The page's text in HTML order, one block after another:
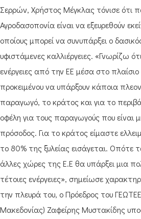
Σερρών, Χρήστος Μέγκλας τόνισε ότι
Αγροδασοπονία είναι να εξευρεθούν
οποίους μπορεί να συνυπάρξει ο
υφιστάμενες καλλιέργειες. «Γνωρίζω
ενέργειες από την ΕΕ μέσα στο
προκειμένου να υπάρξουν κάποια
παραγωγό, το κράτος και για το
οφέλη για τους παραγωγούς που είναι
πρόσοδος. Για το κράτος είμαστε
το 80% της ξυλείας εισάγεται. Οπότε
άλλες χώρες της Ε.Ε θα υπάρξει μια
τέτοιες ενέργειες», σημείωσε
την πλευρά του, ο Πρόεδρος του
Μακεδονίας) Ζαφείρης Μυστακίδης